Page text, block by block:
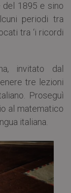
del 1895 e sino
periodi tra
tra ‘i ricordi
invitato dal
tre lezioni
Proseguì
al matematico
italiana.